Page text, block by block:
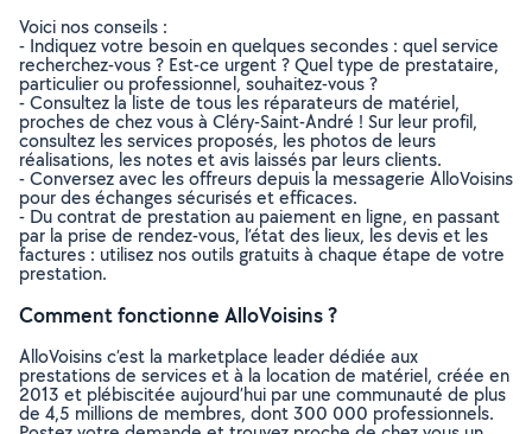
Voici nos conseils :
- Indiquez votre besoin en quelques secondes : quel service
recherchez-vous ? Est-ce urgent ? Quel type de prestataire,
particulier ou professionnel, souhaitez-vous ?
- Consultez la liste de tous les réparateurs de matériel,
proches de chez vous à Cléry-Saint-André ! Sur leur profil,
consultez les services proposés, les photos de leurs
réalisations, les notes et avis laissés par leurs clients.
- Conversez avec les offreurs depuis la messagerie AlloVoisins
pour des échanges sécurisés et efficaces.
- Du contrat de prestation au paiement en ligne, en passant
par la prise de rendez-vous, l’état des lieux, les devis et les
factures : utilisez nos outils gratuits à chaque étape de votre
prestation.
Comment fonctionne AlloVoisins ?
AlloVoisins c’est la marketplace leader dédiée aux
prestations de services et à la location de matériel, créée en
2013 et plébiscitée aujourd’hui par une communauté de plus
de 4,5 millions de membres, dont 300 000 professionnels.